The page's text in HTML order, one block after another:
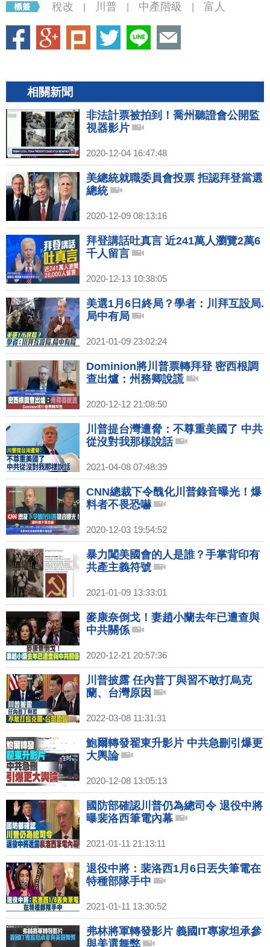
稅改 川普 中產階級 富人
相關新聞
非法計票被拍到！喬州聽證會公開監
視器影片
2020-12-04 16:47:48
美總統就職委員會投票 拒認拜登當選
總統
2020-12-09 08:13:16
拜登講話吐真言 近241萬人瀏覽2萬6
千人留言
2020-12-13 10:38:05
美選1月6日終局？學者：川拜互設局.
局中有局
2021-01-09 23:02:24
Dominion將川普票轉拜登 密西根調
查出爐：州務卿說謊
2020-12-12 21:08:50
川普提台灣遭脅：不尊重美國了 中共
從沒對我那樣說話
2021-04-08 07:48:39
CNN總裁下令醜化川普錄音曝光！爆
料者不畏恐嚇
2020-12-03 19:54:52
暴力闖美國會的人是誰？手掌背印有
共產主義符號
2021-01-09 13:33:01
麥康奈倒戈！妻趙小蘭去年已遭查與
中共關係
2020-12-21 20:57:36
川普披露 任內普丁與習不敢打烏克
蘭、台灣原因
2022-03-08 11:31:31
鮑爾轉發翟東升影片 中共急刪引爆更
大輿論
2020-12-08 13:05:13
國防部確認川普仍為總司令 退役中將
曝裴洛西筆電內幕
2021-01-11 21:13:11
退役中將：裴洛西1月6日丟失筆電在
特種部隊手中
2021-01-11 13:30:52
弗林將軍轉發影片 義國IT專家坦承參
與美選舞弊